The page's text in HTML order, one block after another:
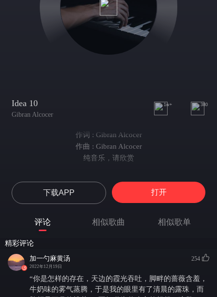
Idea 10
Gibran Alcocer
1w+ 380
作词 : Gibran Alcocer
作曲 : Gibran Alcocer
纯音乐，请欣赏
下载APP 打开
评论 相似歌曲 相似歌单
精彩评论
加一勺麻黄汤
2022年12月19日
254
“你是怎样的存在，天边的霞光吞吐，脚畔的蔷薇含羞，
牛奶味的雾气蒸腾，于是我的眼里有了清晨的露珠，而